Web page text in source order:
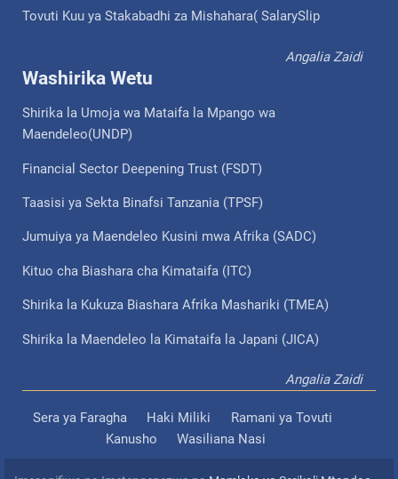
Tovuti Kuu ya Stakabadhi za Mishahara( SalarySlip
Angalia Zaidi
Washirika Wetu
Shirika la Umoja wa Mataifa la Mpango wa
Maendeleo(UNDP)
Financial Sector Deepening Trust (FSDT)
Taasisi ya Sekta Binafsi Tanzania (TPSF)
Jumuiya ya Maendeleo Kusini mwa Afrika (SADC)
Kituo cha Biashara cha Kimataifa (ITC)
Shirika la Kukuza Biashara Afrika Mashariki (TMEA)
Shirika la Maendeleo la Kimataifa la Japani (JICA)
Angalia Zaidi
Sera ya Faragha Haki Miliki
Ramani ya Tovuti
Kanusho
Wasiliana Nasi